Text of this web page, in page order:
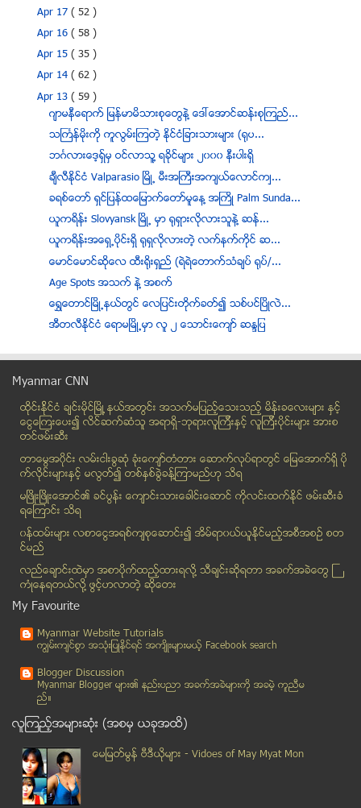
Apr 17( 52 )
Apr 16( 58 )
Apr 15( 35 )
Apr 14( 62 )
Apr 13( 59 )
ဂ်ာမနီေရာက္ ျမန္မာမိသားစုေတြနဲ႔ ေဒၚေအာင္ဆန္းစုၾကည္...
သႀကၤန္မိုးကို ကူလြမ္းၾကတဲ့ ႏိုင္ငံျခားသားမ်ား (ရုပ...
ဘဂၤလားေဒ့ရွ္မွ ဝင္လာသူ့ ရခိုင္မ်ား ၂၀၀၀ နီးပါးရွိ
ခ်ီလီႏိုင္ငံ Valparasio ၿမိဳ႕ မီးအႀကီးအက်ယ္ေလာင္ကၽ...
ခရစ္ေတာ္ ရွင္ျပန္ထေျမာက္ေတာ္မူေန႔ အႀကိဳ Palm Sunda...
ယူကရိန္း Slovyansk ၿမိဳ႕ မွာ ရုရွားလိုလားသူနဲ႔ ဆန္...
ယူကရိန္းအေရွ႕ပိုင္းရွိ ႐ုရွလိုလားတဲ့ လက္နက္ကိုင္ ဆ...
ေမာင္ေမာင္ဆိုေလ ထီးရိုးရွည္ (ရဲရဲေတာက္သံခ်ပ္ ရုပ္/...
Age Spots အသက္ နဲ႔ အစက္
ေရႊေတာင္ၿမိဳ႕နယ္တြင္ ေလျပင္းတိုက္ခတ္၍ သစ္ပင္ၿပိဳလဲ...
အီတလီႏိုင္ငံ ေရာမၿမိဳ႕မွာ လူ ၂ ေသာင္းေက်ာ္ ဆႏၵျပ
သႀကၤန္၊ အရက္နဲ႔ မူးယစ္ အႏၱရာယ္
Pregnancy and vomiting ကိုယ္ဝန္ေဆာင္စဥ္အန္ျခင္း
စကားမ်ားရာက ဇနီးအားဖ်ာေပၚတြင္ မီး႐ိႈ႕သျဖင့္ေသဆံုး
NLD နဲ႔ တပ္မေတာ္ၾကား ဖြဲ႔စည္းပံုျပင္ေရး အျမင္ခ်င္း...
ေရႊဂံုတုိင္ဂံုးေက်ာ္တံတားအဆင္းတြင္ အရွိန္လြန္ကာ ယာ...
သႀကၤန္အႀကိဳေန႔ ခပ္ေဟာ့ေဟာ့ ပုံရိပ္မ်ား
ျမ၀တီျမိဳ႕ယာဥ္တုိက္မႈ
ဗင္နီဇြဲလား အစိုးရဆန္႔က်င္ ဆႏၵျပသမားမ်ားႏွင့္ အဓိက...
ဆုပန္ထြာကို အရမ္းခ်စ္တယ္လို႔ ကိုဥကၠာေက်ာ္က ထပ္ေျပာ
ခ်စ္တင္းေႏွာတာ အသံက်ယ္လို႔ ေထာင္ေျခာက္လက်
ေရႊေတာင္ၿမိဳ႕နယ္ အတြင္းမွာ ေလျပင္းတိုက္ခတ္မႈေၾကာင္...
LSCS and Normal labor ဗိုက္ခြဲေမြးတာ နဲ႔ ရိုးရိုးေ...
မယ္လဒုကၡသည္စခန္းအတြင္း ေသာက္သုံးေရ မလုံေလာက္သည့္ ျ...
ေဒၚေအာင္ဆန္းစုၾကည္ ဘာလင္ၿမိဳ႕မွာ သတင္းေထာက္ေတြနဲ႔ ...
ရန္ကုန္၊ မႏၲေလး သႀကၤန္အႀကိဳေန႔ ျမင္ကြင္း ဓာတ္ပုံမ်ား
ေလျပင္းႏွင့္အတူ မိုးသီးမ်ားေၾကြက်
Myanmar CNN
ထိုင္းနို္င္ငံ ခ်င္းမိုင္ျမိဳ ့နယ္အတြင္း အသက္မျပည့္ေသးသည့္ မိန္းခေလးမ်ား နွင့္
ေငြေၾကးေပး၍ လိင္ဆက္ဆံသူ အရာရွိ-ဘုရားလူၾကီးနွင့္ လူၾကီးပိုင္းမ်ား အားစ
တင္ဖမ္းဆီး
တာေမြအ၀ိုင္း လမ္းငါးခြဆံု ခံုးေက်ာ္တံတား ေဆာက္လုပ္ရာတြင္ ေျမေအာက္ရွိ ပို
က္လိုင္းမ်ားႏွင့္ မလြတ္၍ တစ္ႏွစ္ခြဲခန္႔ၾကာမည္ဟု သိရ
မၿဖိဳးၿဖိဳးေအာင္၏ ခင္ပြန္း ေက်ာင္းသားေခါင္းေဆာင္ ကိုလင္းထက္ႏိုင္ ဖမ္းဆီးခံ
ရေၾကာင္း သိရ
၀န္ထမ္းမ်ား လစာေငြအရစ္က်စုေဆာင္း၍ အိမ္ရာ၀ယ္ယူႏုိင္မည့္အစီအစဥ္ စတ
င္မည္
လည္ေခ်ာင္းထဲမွာ အစာပိုက္ထည့္ထားရလုိ႔ သီခ်င္းဆုိရတာ အခက္အခဲေတြ ႀ
ကံဳေနရတယ္လို႔ ဖြင့္ဟလာတဲ့ ဆုိေတး
My Favourite
Myanmar Website Tutorials
ကၽြမ္းက်င္စြာ အသုံးျပဳႏုိင္ရင္ အက်ိဳးမ်ားမယ့္ Facebook search
Blogger Discussion
Myanmar Blogger မ်ား၏ နည္းပညာ အခက္အခဲမ်ားကုိ အခမဲ့ ကူညီမ
ည္။
လူၾကည့္အမ်ားဆုံး (အစမွ ယခုအထိ)
ေမျမတ္မြန္ ဗီဒီယုိမ်ား - Vidoes of May Myat Mon